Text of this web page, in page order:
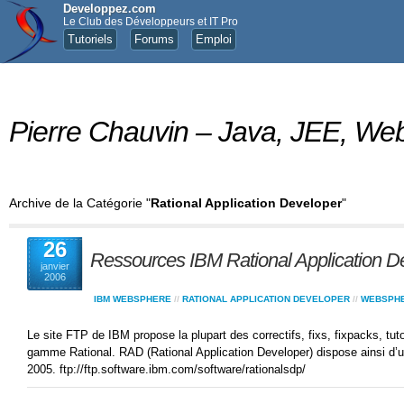
Developpez.com
Le Club des Développeurs et IT Pro
Tutoriels Forums Emploi
Pierre Chauvin – Java, JEE,
Archive de la Catégorie "Rational Application Developer"
26
janvier
2006
IBM WEBSPHERE // RATIONAL APPLICATION DEVELOPER //
Ressources IBM Rational Application
Le site FTP de IBM propose la plupart des correctifs, fixs, fixpacks,
gamme Rational. RAD (Rational Application Developer) dispose ainsi
2005. ftp://ftp.software.ibm.com/software/rationalsdp/